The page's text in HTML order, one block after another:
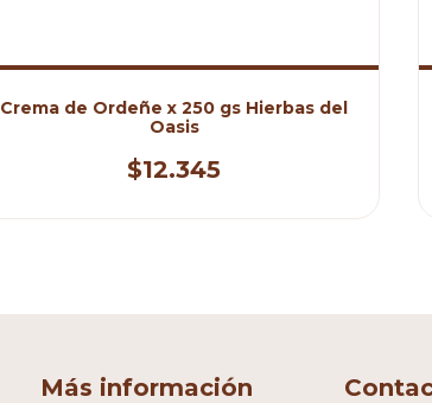
Crema de Ordeñe x 250 gs Hierbas del
Oasis
$12.345
Más información